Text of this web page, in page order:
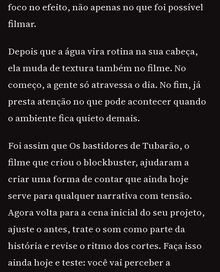
foco no efeito, não apenas no que foi possível
filmar.
Depois que a água vira rotina na sua cabeça,
ela muda de textura também no filme. No
começo, a gente só atravessa o dia. No fim, já
presta atenção no que pode acontecer quando
o ambiente fica quieto demais.
Foi assim que Os bastidores de Tubarão, o
filme que criou o blockbuster, ajudaram a
criar uma forma de contar que ainda hoje
serve para qualquer narrativa com tensão.
Agora volta para a cena inicial do seu projeto,
ajuste o antes, trate o som como parte da
história e revise o ritmo dos cortes. Faça isso
ainda hoje e teste: você vai perceber a